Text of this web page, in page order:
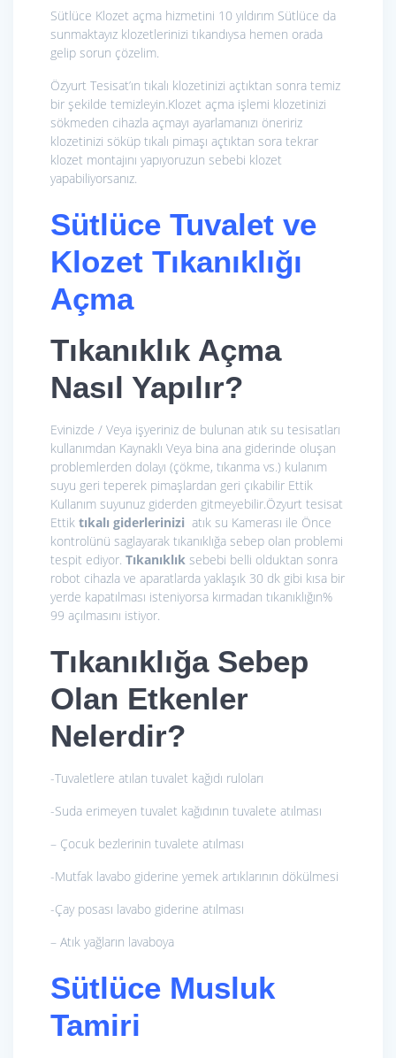
Sütlüce Klozet açma hizmetini 10 yıldırım Sütlüce da
sunmaktayız klozetlerinizi tıkandıysa hemen orada
gelip sorun çözelim.
Özyurt Tesisat’ın tıkalı klozetinizi açtıktan sonra temiz
bir şekilde temizleyin.Klozet açma işlemi klozetinizi
sökmeden cihazla açmayı ayarlamanızı öneririz
klozetinizi söküp tıkalı pimaşı açtıktan sora tekrar
klozet montajını yapıyoruzun sebebi klozet
yapabiliyorsanız.
Sütlüce Tuvalet ve
Klozet Tıkanıklığı
Açma
Tıkanıklık Açma
Nasıl Yapılır?
Evinizde / Veya işyeriniz de bulunan atık su tesisatları
kullanımdan Kaynaklı Veya bina ana giderinde oluşan
problemlerden dolayı (çökme, tıkanma vs.) kulanım
suyu geri teperek pimaşlardan geri çıkabilir Ettik
Kullanım suyunuz giderden gitmeyebilir.Özyurt tesisat
Ettik tıkalı giderlerinizi atık su Kamerası ile Önce
kontrolünü saglayarak tıkanıklığa sebep olan problemi
tespit ediyor. Tıkanıklık sebebi belli olduktan sonra
robot cihazla ve aparatlarda yaklaşık 30 dk gibi kısa bir
yerde kapatılması isteniyorsa kırmadan tıkanıklığın%
99 açılmasını istiyor.
Tıkanıklığa Sebep
Olan Etkenler
Nelerdir?
-Tuvaletlere atılan tuvalet kağıdı ruloları
-Suda erimeyen tuvalet kağıdının tuvalete atılması
– Çocuk bezlerinin tuvalete atılması
-Mutfak lavabo giderine yemek artıklarının dökülmesi
-Çay posası lavabo giderine atılması
– Atık yağların lavaboya
Sütlüce Musluk
Tamiri